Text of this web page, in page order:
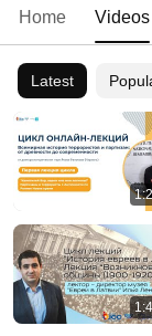
Home Videos
Latest